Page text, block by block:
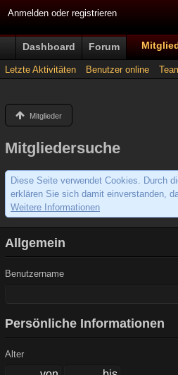
Anmelden oder registrieren
Dashboard Forum
Letzte Aktivitäten Benutzer online
Mitglieder
Mitgliedersuche
Diese Seite verwendet Cookies. Durch
erklären Sie sich damit einverstanden,
Weitere Informationen
Allgemein
Benutzername
Persönliche Informationen
Alter